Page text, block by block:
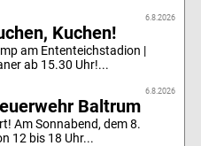
6.8.2026
Kuchen!
am Ententeichstadion |
ab 15.30 Uhr!...
6.8.2026
Baltrum
Am Sonnabend, dem 8.
12 bis 18 Uhr...